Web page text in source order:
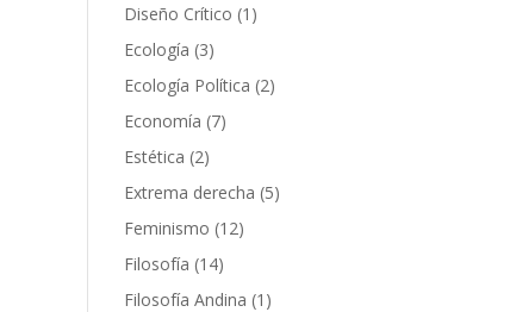
Diseño Crítico 1 1
Ecología 33
productos
Ecología Política 22
Economía 77
Estética 22
productos
Extrema derecha 55
Feminismo 1212
Filosofía 1414
productos
Filosofía Andina 1 1